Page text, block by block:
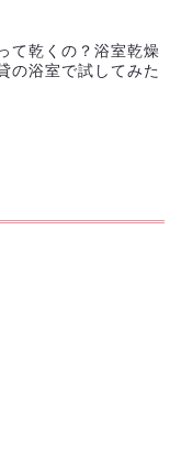
て乾くの？浴室乾燥
の浴室で試してみた